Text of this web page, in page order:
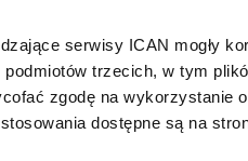
serwisy ICAN mogły
trzecich, w tym
zgodę na wykorzystanie
dostępne są na
badawczej
tylko nikt